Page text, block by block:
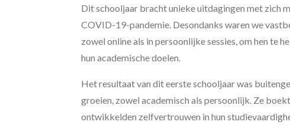
Dit schooljaar bracht unieke uitdagingen met zich
COVID-19-pandemie. Desondanks waren we
zowel online als in persoonlijke sessies, om hen te
hun academische doelen.
Het resultaat van dit eerste schooljaar was
groeien, zowel academisch als persoonlijk. Ze
ontwikkelden zelfvertrouwen in hun